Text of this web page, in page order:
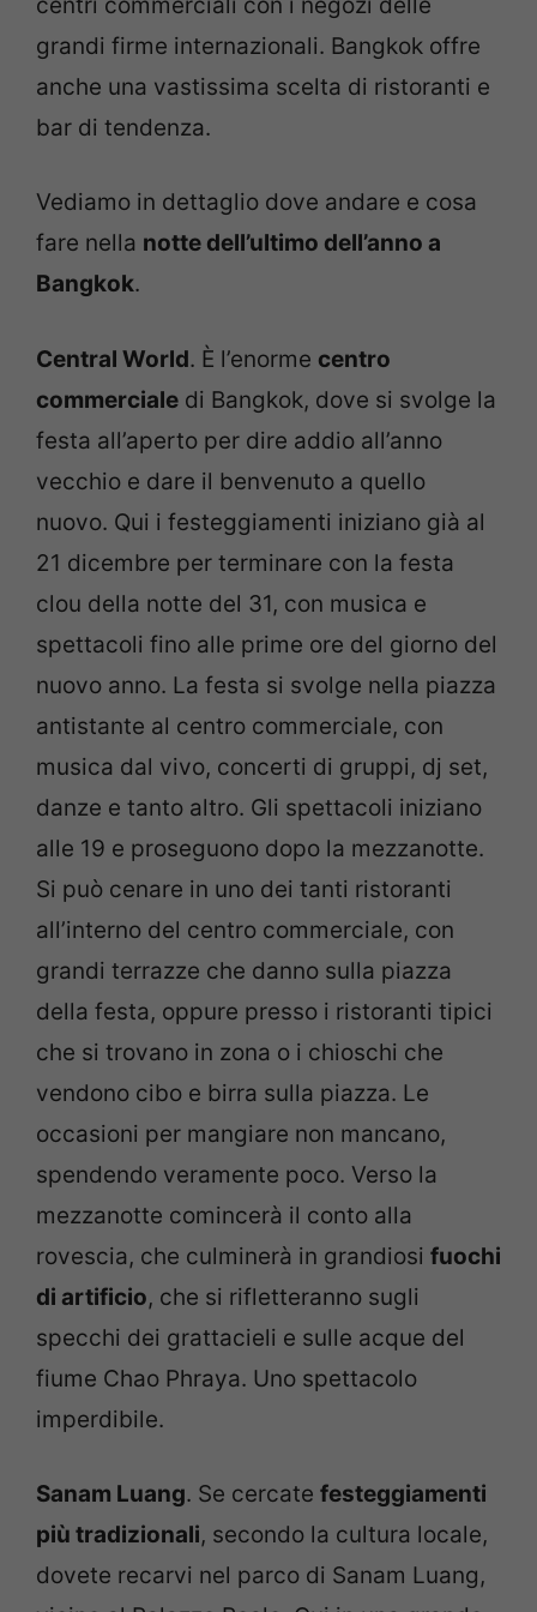
grandi firme internazionali. Bangkok offre
anche una vastissima scelta di ristoranti e
bar di tendenza.
Vediamo in dettaglio dove andare e cosa
fare nella notte dell’ultimo dell’anno a
Bangkok.
Central World. È l’enorme centro
commerciale di Bangkok, dove si svolge la
festa all’aperto per dire addio all’anno
vecchio e dare il benvenuto a quello
nuovo. Qui i festeggiamenti iniziano già al
21 dicembre per terminare con la festa
clou della notte del 31, con musica e
spettacoli fino alle prime ore del giorno del
nuovo anno. La festa si svolge nella piazza
antistante al centro commerciale, con
musica dal vivo, concerti di gruppi, dj set,
danze e tanto altro. Gli spettacoli iniziano
alle 19 e proseguono dopo la mezzanotte.
Si può cenare in uno dei tanti ristoranti
all’interno del centro commerciale, con
grandi terrazze che danno sulla piazza
della festa, oppure presso i ristoranti tipici
che si trovano in zona o i chioschi che
vendono cibo e birra sulla piazza. Le
occasioni per mangiare non mancano,
spendendo veramente poco. Verso la
mezzanotte comincerà il conto alla
rovescia, che culminerà in grandiosi fuochi
di artificio, che si rifletteranno sugli
specchi dei grattacieli e sulle acque del
fiume Chao Phraya. Uno spettacolo
imperdibile.
Sanam Luang. Se cercate festeggiamenti
più tradizionali, secondo la cultura locale,
dovete recarvi nel parco di Sanam Luang,